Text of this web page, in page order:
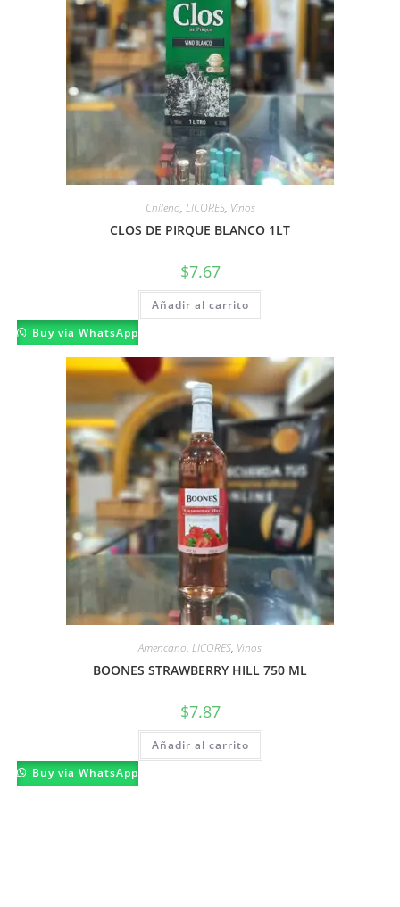
Chileno, LICORES, Vinos
CLOS DE PIRQUE BLANCO 1LT
$7.67
Añadir al carrito
Buy via WhatsApp
Americano, LICORES, Vinos
BOONES STRAWBERRY HILL 750 ML
$7.87
Añadir al carrito
Buy via WhatsApp